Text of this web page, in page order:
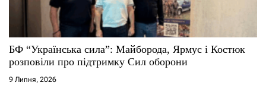
БФ “Українська сила”: Майборода, Ярмус і Костюк
розповіли про підтримку Сил оборони
9 Липня, 2026